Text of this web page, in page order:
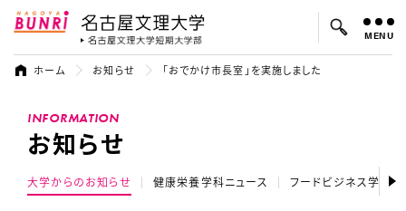
名古屋文理大学 名古屋文理大
よく検索されているキーワード：
MENU
ホーム お知らせ 「おでかけ市長室」を実施しました
INFORMATION
お知らせ
大学からのお知らせ 健康栄養学科ニュース フードビジネス学科ニ